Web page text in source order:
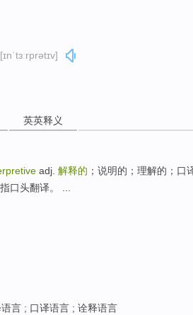
[ɪnˈtɜːrprətɪv]
英英释义
adj. 解释的 ；说明的；理解的；
口头翻译。 ...
言 ; 口译语言 ; 诠释语言